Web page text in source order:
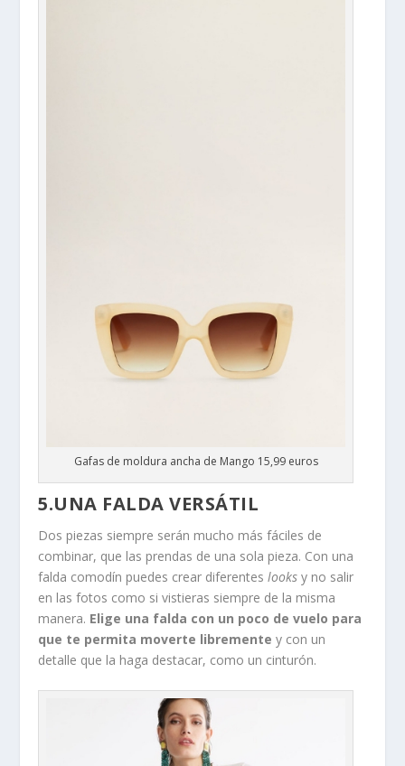
Gafas de moldura ancha de Mango 15,99 euros
5.UNA FALDA VERSÁTIL
Dos piezas siempre serán mucho más fáciles de
combinar, que las prendas de una sola pieza. Con una
falda comodín puedes crear diferenteslooksy no salir
en las fotos como si vistieras siempre de la misma
manera. Elige una falda con un poco de vuelo para
que te permita moverte libremente y con un
detalle que la haga destacar, como un cinturón.